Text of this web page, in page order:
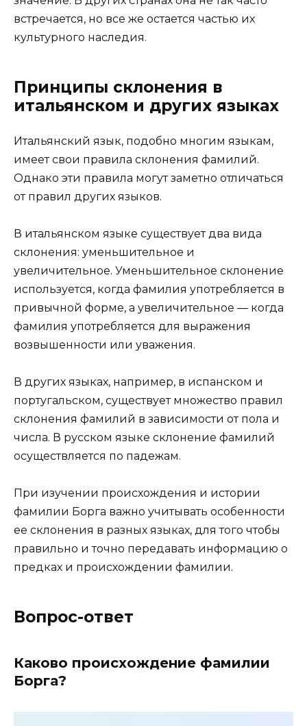
встречается, но все же остается частью их
культурного наследия.
Принципы склонения в
итальянском и других языках
Итальянский язык, подобно многим языкам,
имеет свои правила склонения фамилий.
Однако эти правила могут заметно отличаться
от правил других языков.
В итальянском языке существует два вида
склонения: уменьшительное и
увеличительное. Уменьшительное склонение
используется, когда фамилия употребляется в
привычной форме, а увеличительное — когда
фамилия употребляется для выражения
возвышенности или уважения.
В других языках, например, в испанском и
португальском, существует множество правил
склонения фамилий в зависимости от пола и
числа. В русском языке склонение фамилий
осуществляется по падежам.
При изучении происхождения и истории
фамилии Борга важно учитывать особенности
ее склонения в разных языках, для того чтобы
правильно и точно передавать информацию о
предках и происхождении фамилии.
Вопрос-ответ
Каково происхождение фамилии
Борга?